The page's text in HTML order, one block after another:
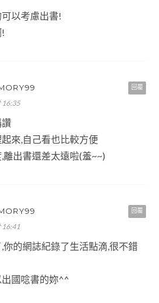
以考慮出書!
回覆
16:35
來,自己看也比較方便
離出書還差太遠啦(羞~~)
回覆
16:41
你的網誌紀錄了生活點滴,很不錯
國唸書的妳^^